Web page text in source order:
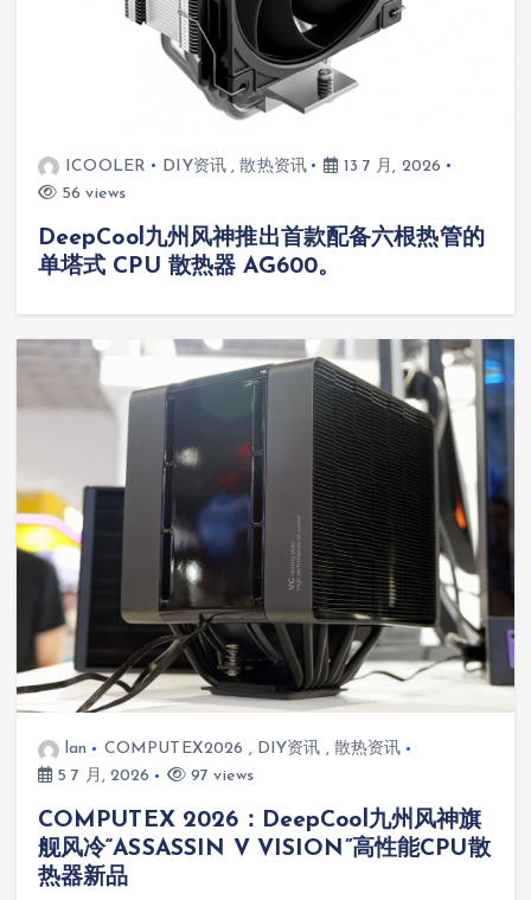
ICOOLER DIY资讯 ,散热资讯
13 7 月, 2026
56 views
DeepCool九州风神推出首款配备六根热管的
单塔式 CPU 散热器 AG600。
lan COMPUTEX2026 , DIY资讯 ,散热资讯
5 7 月, 2026
97 views
COMPUTEX 2026：DeepCool九州风神旗
舰风冷“ASSASSIN V VISION”高性能CPU散
热器新品